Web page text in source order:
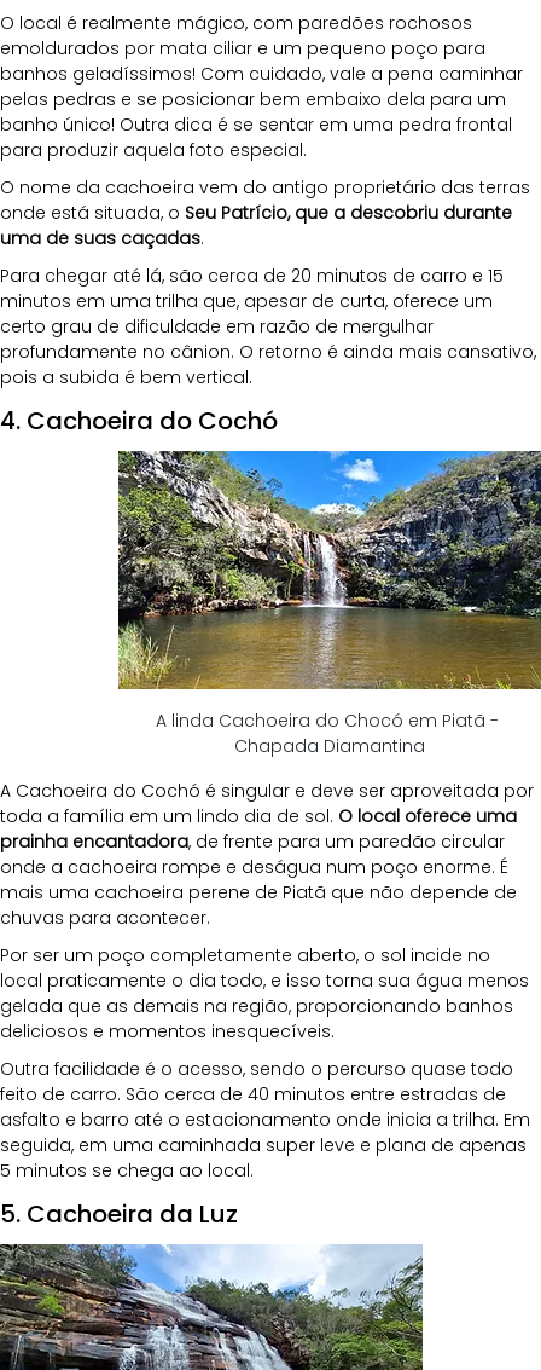
O local é realmente mágico, com paredões rochosos
emoldurados por mata ciliar e um pequeno poço para
banhos geladíssimos! Com cuidado, vale a pena caminhar
pelas pedras e se posicionar bem embaixo dela para um
banho único! Outra dica é se sentar em uma pedra frontal
para produzir aquela foto especial.
O nome da cachoeira vem do antigo proprietário das terras
onde está situada, o Seu Patrício, que a descobriu durante
uma de suas caçadas.
Para chegar até lá, são cerca de 20 minutos de carro e 15
minutos em uma trilha que, apesar de curta, oferece um
certo grau de dificuldade em razão de mergulhar
profundamente no cânion. O retorno é ainda mais cansativo,
pois a subida é bem vertical.
4. Cachoeira do Cochó
A linda Cachoeira do Chocó em Piatã -
Chapada Diamantina
A Cachoeira do Cochó é singular e deve ser aproveitada por
toda a família em um lindo dia de sol. O local oferece uma
prainha encantadora, de frente para um paredão circular
onde a cachoeira rompe e deságua num poço enorme. É
mais uma cachoeira perene de Piatã que não depende de
chuvas para acontecer.
Por ser um poço completamente aberto, o sol incide no
local praticamente o dia todo, e isso torna sua água menos
gelada que as demais na região, proporcionando banhos
deliciosos e momentos inesquecíveis.
Outra facilidade é o acesso, sendo o percurso quase todo
feito de carro. São cerca de 40 minutos entre estradas de
asfalto e barro até o estacionamento onde inicia a trilha. Em
seguida, em uma caminhada super leve e plana de apenas
5 minutos se chega ao local.
5. Cachoeira da Luz